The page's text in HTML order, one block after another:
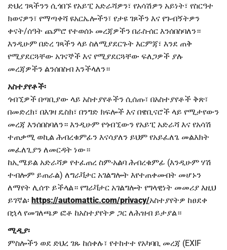
ድህረ ገጻችንን ሲጎበኙ የአይፒ አድራሻዎን፣ የአሳሽዎን አይነት፣ የስርዓተ
ክወናዎን፣ የማጣቀሻ ዩአርኤሎችን፣ የታዩ ገጾችን እና የጉብኝትዎን
ቀናት/ሰዓት ጨምሮ የተወሰኑ መረጃዎችን በራስ-ሰር እንሰበስባለን።
እንዲሁም በድረ ገጻችን ላይ ስለሚያደርጉት እርምጃ፣ እንደ ጠቅ
የሚያደርጓቸው አገናኞች እና የሚያደርጓቸው ፍለጋዎች ያሉ
መረጃዎችን ልንሰበስብ እንችላለን።
አስተያየቶች፡
ጎብኚዎች በጣቢያው ላይ አስተያየቶችን ሲሰጡ፣ በአስተያየቶች ቅጽ፣
በመድረክ፣ በእገዛ ዴስክ፣ በንግድ ክፍሎች እና በዌቢናሮች ላይ የሚታየውን
መረጃ እንሰበስባለን። እንዲሁም የጎብኚውን የአይፒ አድራሻ እና የአሳሽ
ተጠቃሚ ወኪል ሕብረቁምፊን እናሳያለን ይህም የአይፈለጌ መልእክት
መፈለጊያን ለመርዳት ነው።
ከኢሜይል አድራሻዎ የተፈጠረ ስም-አልባ ሕብረቁምፊ (እንዲሁም ሃሽ
ተብሎም ይጠራል) ለግራቫታር አገልግሎት እየተጠቀሙበት መሆኑን
ለማየት ሊሰጥ ይችላል። የግራቫታር አገልግሎት የግላዊነት መመሪያ እዚህ
ይገኛል፡ https://automattic.com/privacy/አስተያየትዎ ከፀደቀ
በኋላ የመገለጫዎ ፎቶ ከአስተያየትዎ ጋር ለሕዝብ ይታያል።
ሚዲያ፡
ምስሎችን ወደ ድህረ ገጹ ከሰቀሉ፣ የተከተተ የአካባቢ መረጃ (EXIF